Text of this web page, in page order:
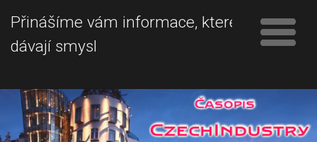
Přinášíme vám informace, které
dávají smysl